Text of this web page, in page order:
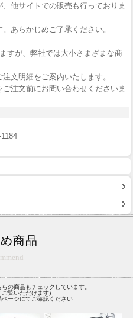
他サイトでの販売も行っておりま
あらかじめご了承ください。
すが、弊社では大小さまざまな商
文明細をご案内いたします。
注文前にお問い合わせくださいま
商品
の商品もチェックしています。
覧いただけます)
ージにてご確認ください